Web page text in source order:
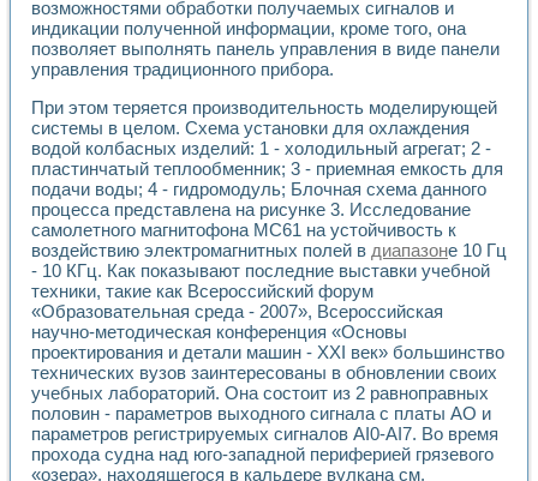
Исследование электромагнитных переходных процессов
Стенд для исследования электрических переходных
Автоматизация контроля сварных швов на базе
Измерительный контроль с применением
Моделирование надежности и эффективности систем
Лабораторные практикумы и учебные стенды
Автоматизация лабораторного стенда по измерению
Автоматизированные лабораторные комплексы для
Виртуальный прибор для исследования нелинейных
Использование виртуальных приборов в процесе
Использование программ ELECTRONICS WORKBENCH-
Лабораторный практикум по дисциплине «Цифровые
Лабораторный практикум по ИНС на основе LabVIEW
Лабораторный практикум по основам теории коммутации
Опыт использования NI LabVIEW для создания
Применение LabVIEW для исследования течения в
Создание виртуальной работы «Изучение магнитных
Обратный маятник
Устройство для изучения основ интерфейсов обмена по
Лабораторный практикум: изучение адиабатического
Стенд для исследования электрических переходных
возможностями обработки получаемых сигналов и
индикации полученной информации, кроме того, она
позволяет выполнять панель управления в виде панели
управления традиционного прибора.
При этом теряется производительность моделирующей
системы в целом. Схема установки для охлаждения
водой колбасных изделий: 1 - холодильный агрегат; 2 -
пластинчатый теплообменник; 3 - приемная емкость для
подачи воды; 4 - гидромодуль; Блочная схема данного
процесса представлена на рисунке 3. Исследование
самолетного магнитофона МС61 на устойчивость к
воздействию электромагнитных полей в диапазоне 10 Гц
- 10 КГц. Как показывают последние выставки учебной
техники, такие как Всероссийский форум
«Образовательная среда - 2007», Всероссийская
научно-методическая конференция «Основы
проектирования и детали машин - XXI век» большинство
технических вузов заинтересованы в обновлении своих
учебных лабораторий. Она состоит из 2 равноправных
половин - параметров выходного сигнала с платы АО и
параметров регистрируемых сигналов AI0-AI7. Во время
прохода судна над юго-западной периферией грязевого
«озера», находящегося в кальдере вулкана см.